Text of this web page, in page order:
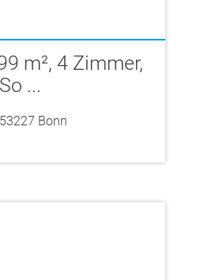
m², 4 Zimmer,
So ...
Bonn